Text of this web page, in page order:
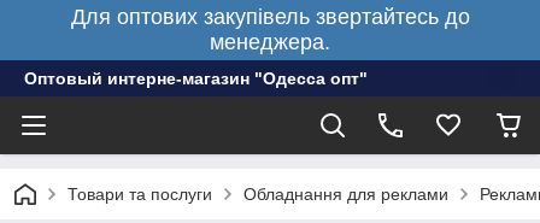
Для оптових закупівель звертайтесь до
менеджера.
Оптовый интерне-магазин "Одесса опт"
Товари та послуги Обладнання для реклами